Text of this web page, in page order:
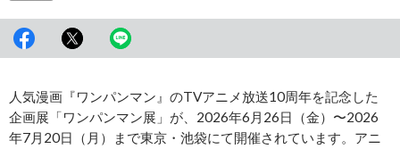
人気漫画『ワンパンマン』のTVアニメ放送10周年を記念した
企画展「ワンパンマン展」が、2026年6月26日（金）〜2026
年7月20日（月）まで東京・池袋にて開催されています。アニ